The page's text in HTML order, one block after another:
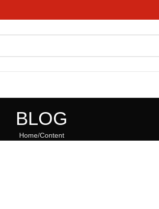
BLOG
Home Content